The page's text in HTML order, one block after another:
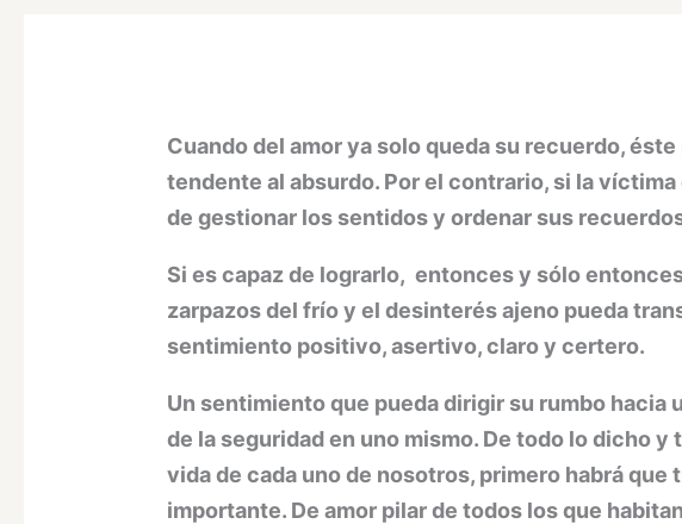
Cuando del amor ya solo queda su recuerdo,
tendente al absurdo. Por el contrario, si la
de gestionar los sentidos y ordenar sus
Si es capaz de lograrlo, entonces y sólo
zarpazos del frío y el desinterés ajeno pueda
sentimiento positivo, asertivo, claro y certero.
Un sentimiento que pueda dirigir su rumbo hacia
de la seguridad en uno mismo. De todo lo dicho
vida de cada uno de nosotros, primero habrá
importante. De amor pilar de todos los que